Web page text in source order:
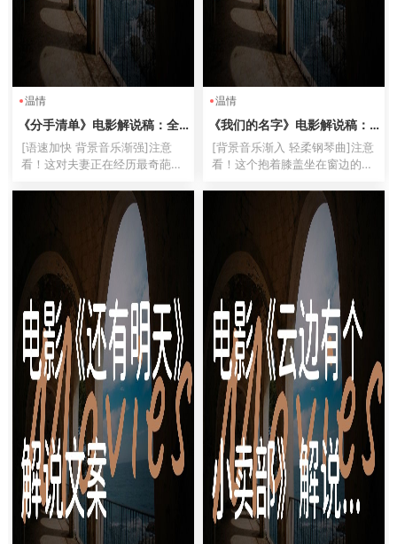
温情
《分手清单》电影解说稿：全
剧情讲解+隐藏细节（影视解说
文案）
[语速加快 背景音乐渐强]注意
看！这对夫妻正在经历最奇葩的
孩子，反而列了一张"必须一起
完成才能离婚"的清单！[镜头切
换 打字特效]这就是今天要聊的
冷门佳片《分手清单》（Th...
温情
《我们的名字》电影解说稿：
全剧情讲解+隐藏细节（影视解
说文案）
[背景音乐渐入 轻柔钢琴曲]注意
看！这个抱着膝盖坐在窗边的女
正在做一件让所有日本人头皮发
麻的事——在居民卡姓名栏里写
下了"熊猫·苹果·闪电"！[音效：
闪电霹雳声]这不是恶搞...